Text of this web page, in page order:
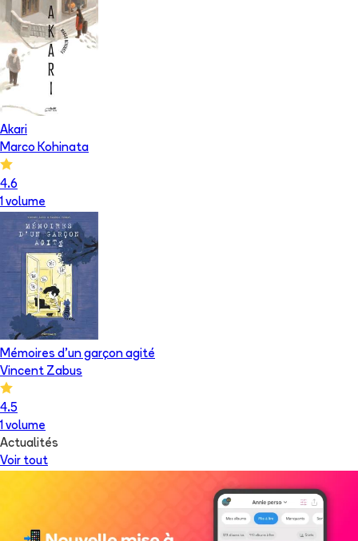
Akari
Marco Kohinata
4.6
1 volume
Mémoires d'un garçon agité
Vincent Zabus
4.5
1 volume
Actualités
Voir tout